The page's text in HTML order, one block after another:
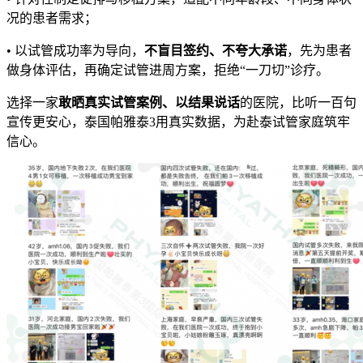
况的患者需求；
• 以试管成功率为导向， 不盲目签约、不夸大承诺，先为患者
做身体评估，再确定试管进周方案，拒绝“一刀切”诊疗。
选择一家敢晒真实试管案例、以结果说话的医院，比听一百句
宣传更安心，泰国帕雅泰3用真实数据，为赴泰试管家庭筑牢
信心。